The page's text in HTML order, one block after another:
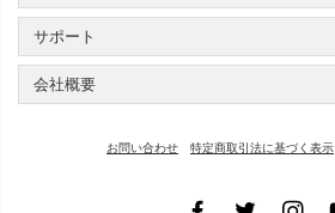
サポート
会社概要
お問い合わせ 特定商取引法に基づく表示